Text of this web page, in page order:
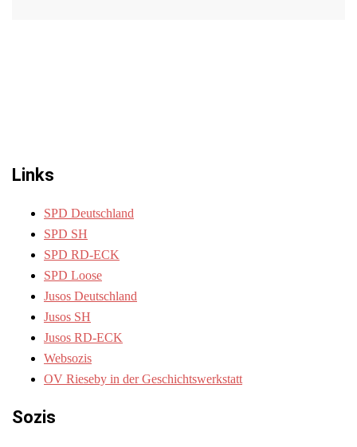
Links
SPD Deutschland
SPD SH
SPD RD-ECK
SPD Loose
Jusos Deutschland
Jusos SH
Jusos RD-ECK
Websozis
OV Rieseby in der Geschichtswerkstatt
Sozis